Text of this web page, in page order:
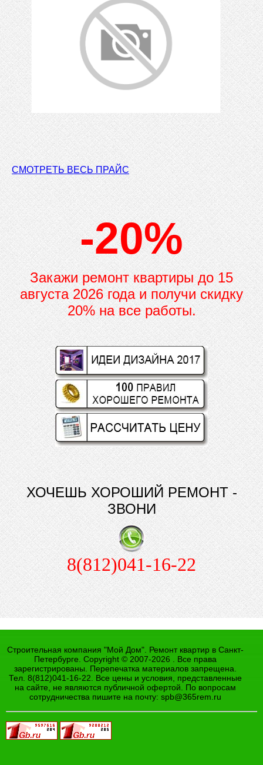
СМОТРЕТЬ ВЕСЬ ПРАЙС
-20%
Закажи ремонт квартиры до15
августа 2026 года и получи скидку
20% на все работы.
ХОЧЕШЬ ХОРОШИЙ РЕМОНТ -
ЗВОНИ
8(812)041-16-22
Строительная компания "Мой Дом". Ремонт квартир в Санкт-
Петербурге. Copyright © 2007-2026 . Все права
зарегистрированы. Перепечатка материалов запрещена.
Тел. 8(812)041-16-22. Все цены и условия, представленные
на сайте, не являются публичной офертой. По вопросам
сотрудничества пишите на почту: spb@365rem.ru